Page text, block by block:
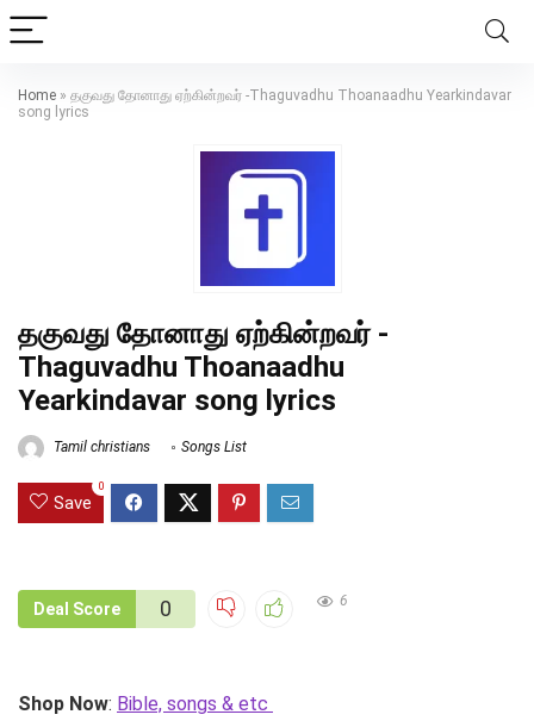
Home » தகுவது தோனாது ஏற்கின்றவர் -Thaguvadhu Thoanaadhu Yearkindavar
song lyrics
தகுவது தோனாது ஏற்கின்றவர் -
Thaguvadhu Thoanaadhu
Yearkindavar song lyrics
Tamil christians Songs List
Save
0
Deal Score 0 6
Shop Now: Bible, songs & etc